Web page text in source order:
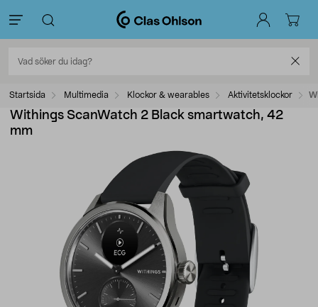
Startsida Multimedia Klockor & wearables Aktivitetsklockor
Withings ScanWatch 2 Black smartwatch, 42
mm